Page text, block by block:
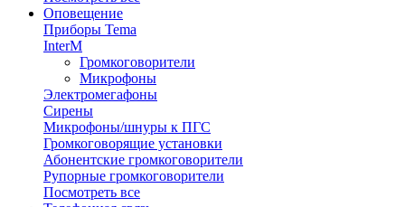
Оповещение
Приборы Tema
InterM
Громкоговорители
Микрофоны
Электромегафоны
Сирены
Микрофоны/шнуры к ПГС
Громкоговорящие установки
Абонентские громкоговорители
Рупорные громкоговорители
Посмотреть все